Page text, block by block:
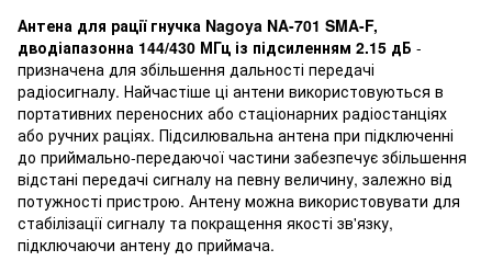
Антена для рації гнучка Nagoya NA-701 SMA-F,
дводіапазонна 144/430 МГц із підсиленням 2.15 дБ -
призначена для збільшення дальності передачі
радіосигналу. Найчастіше ці антени використовуються в
портативних переносних або стаціонарних радіостанціях
або ручних раціях. Підсилювальна антена при підключенні
до приймально-передаючої частини забезпечує збільшення
відстані передачі сигналу на певну величину, залежно від
потужності пристрою. Антену можна використовувати для
стабілізації сигналу та покращення якості зв'язку,
підключаючи антену до приймача.